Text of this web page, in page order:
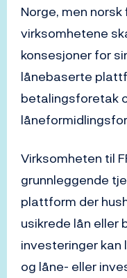
Norge, men
virksomhetene
konsesjoner for
lånebaserte
betalingsforetak
Virksomheten til
grunnleggende
plattform der
usikrede lån eller
investeringer
og låne- eller